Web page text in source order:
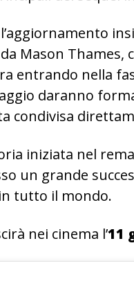
Mason Thames,
entrando nella
daranno
condivisa
iniziata nel
un grande
tutto il mondo.
nei cinema l’11